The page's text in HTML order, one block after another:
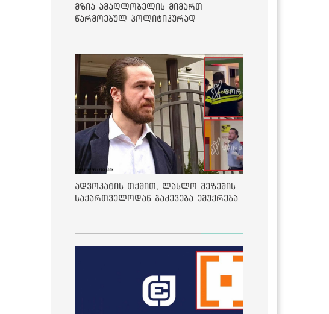
მზია ამაღლობელის მიმართ
წარმოებულ პოლიტიკურად
მეოთხე საჩივარი დაარეგისტრირა
ადვოკატის თქმით, ლასლო მეზეშის
საქართველოდან გაძევება ემუქრება